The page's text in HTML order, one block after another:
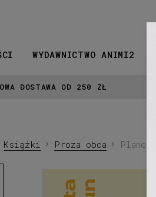
WYDAWNICTWO ANIMI2
DOSTAWA OD 250 ZŁ
Książki Proza obca